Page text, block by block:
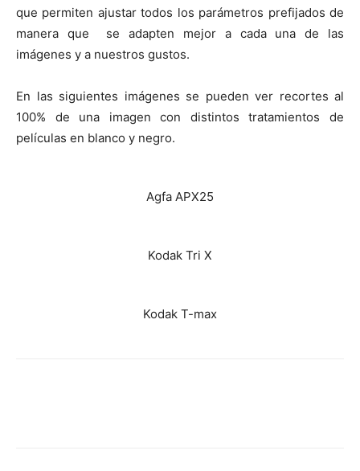
que permiten ajustar todos los parámetros prefijados de
manera que se adapten mejor a cada una de las
imágenes y a nuestros gustos.
En las siguientes imágenes se pueden ver recortes al
100% de una imagen con distintos tratamientos de
películas en blanco y negro.
Agfa APX25
Kodak Tri X
Kodak T-max